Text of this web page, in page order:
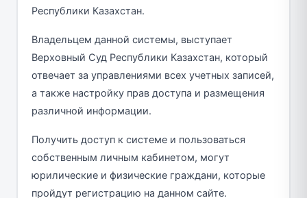
Республики Казахстан.
Владельцем данной системы, выступает
Верховный Суд Республики Казахстан, который
отвечает за управлениями всех учетных записей,
а также настройку прав доступа и размещения
различной информации.
Получить доступ к системе и пользоваться
собственным личным кабинетом, могут
юрилические и физические граждани, которые
пройдут регистрацию на данном сайте.